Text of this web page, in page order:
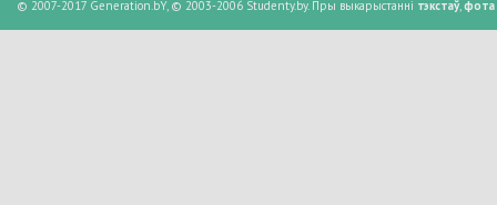
© 2007-2017 Generation.bY, © 2003-2006 Studenty.by. Пры выкарыстанні тэкстаў,фота